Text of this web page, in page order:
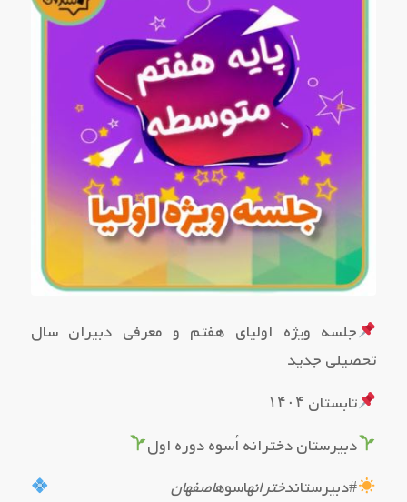
جلسه ویژه اولیای هفتم و معرفی دبیران سال
تحصیلی جدید
تابستان ۱۴۰۴
دبیرستان دخترانه اُسوه دوره اول
#دبیرستاندخترانهاسوهاصفهان